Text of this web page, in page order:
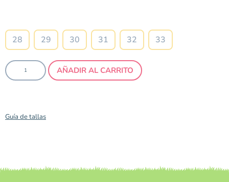
28 29 30 31 32 33
AÑADIR AL CARRITO
Guía de tallas